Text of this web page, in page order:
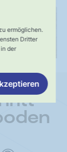
ermöglichen.
Dritter
der